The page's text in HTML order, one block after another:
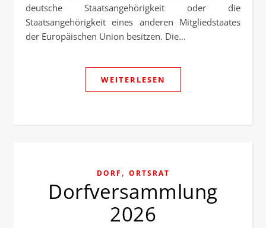
deutsche Staatsangehörigkeit oder die
Staatsangehörigkeit eines anderen Mitgliedstaates
der Europäischen Union besitzen. Die…
WEITERLESEN
DORF , ORTSRAT
Dorfversammlung
2026